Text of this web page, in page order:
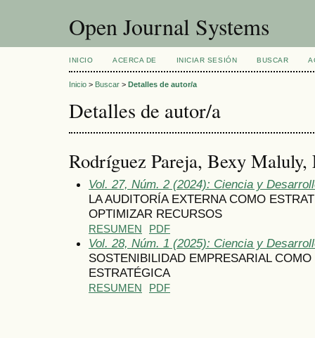
Open Journal Systems
INICIO ACERCA DE INICIAR SESIÓN BUSCAR
Inicio > Buscar > Detalles de autor/a
Detalles de autor/a
Rodríguez Pareja, Bexy Maluly,
Vol. 27, Núm. 2 (2024): Ciencia y
LA AUDITORÍA EXTERNA COMO
OPTIMIZAR RECURSOS
RESUMEN PDF
Vol. 28, Núm. 1 (2025): Ciencia y
SOSTENIBILIDAD EMPRESARIAL
ESTRATÉGICA
RESUMEN PDF